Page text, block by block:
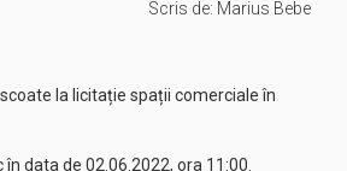
Scris de: Marius Bebe
la licitație spații comerciale în
în data de 02.06.2022, ora 11:00.